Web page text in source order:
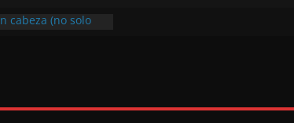
cabeza (no solo
solo con su